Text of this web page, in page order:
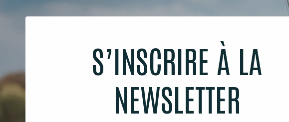
S’INSCRIRE À LA
NEWSLETTER